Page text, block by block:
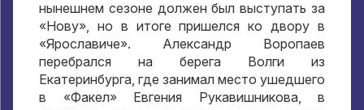
нынешнем сезоне должен был выступать за
«Нову», но в итоге пришелся ко двору в
«Ярославиче». Александр Воропаев
перебрался на берега Волги из
Екатеринбурга, где занимал место ушедшего
в «Факел» Евгения Рукавишникова, в